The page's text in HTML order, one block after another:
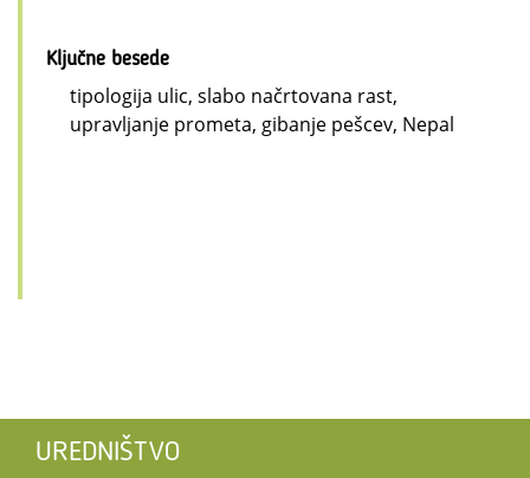
Ključne besede
tipologija ulic, slabo načrtovana rast,
upravljanje prometa, gibanje pešcev, Nepal
UREDNIŠTVO